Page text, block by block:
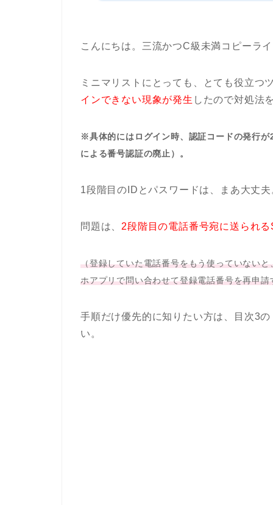
こんにちは。三流かつC級未満コピーラ
ミニマリストにとっても、とても役立つ
インできない現象が発生 したので対処法
※具体的にはログイン時、認証コードの発行
による番号認証の廃止）。
1段階目のIDとパスワードは、まあ大丈夫
問題は、 2段階目の電話番号宛に送られ
（登録していた電話番号をもう使っていない
ホアプリで問い合わせて登録電話番号を再申請
手順だけ優先的に知りたい方は、目次3
い。